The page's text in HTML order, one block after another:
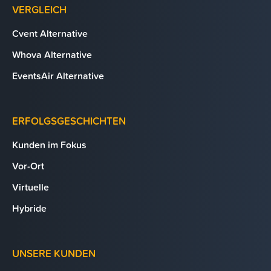
VERGLEICH
Cvent Alternative
Whova Alternative
EventsAir Alternative
ERFOLGSGESCHICHTEN
Kunden im Fokus
Vor-Ort
Virtuelle
Hybride
UNSERE KUNDEN